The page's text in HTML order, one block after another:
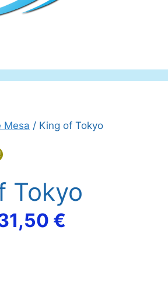
Mesa / King of Tokyo
Tokyo
€